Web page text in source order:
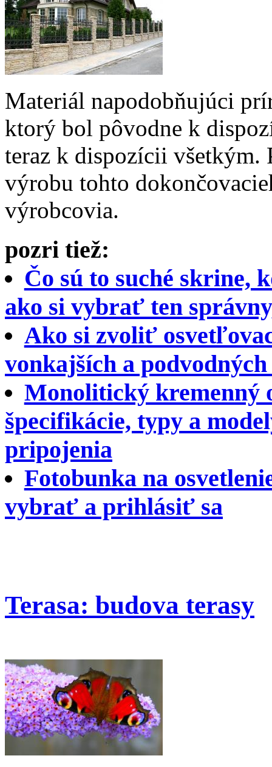
Materiál napodobňujúci
ktorý bol pôvodne k
teraz k dispozícii všetkým.
výrobu tohto
výrobcovia.
pozri tiež:
Čo sú to suché skrine,
ako si vybrať ten
Ako si zvoliť
vonkajších a
Monolitický kremenný
špecifikácie, typy a
pripojenia
Fotobunka na
vybrať a prihlásiť sa
Terasa: budova terasy